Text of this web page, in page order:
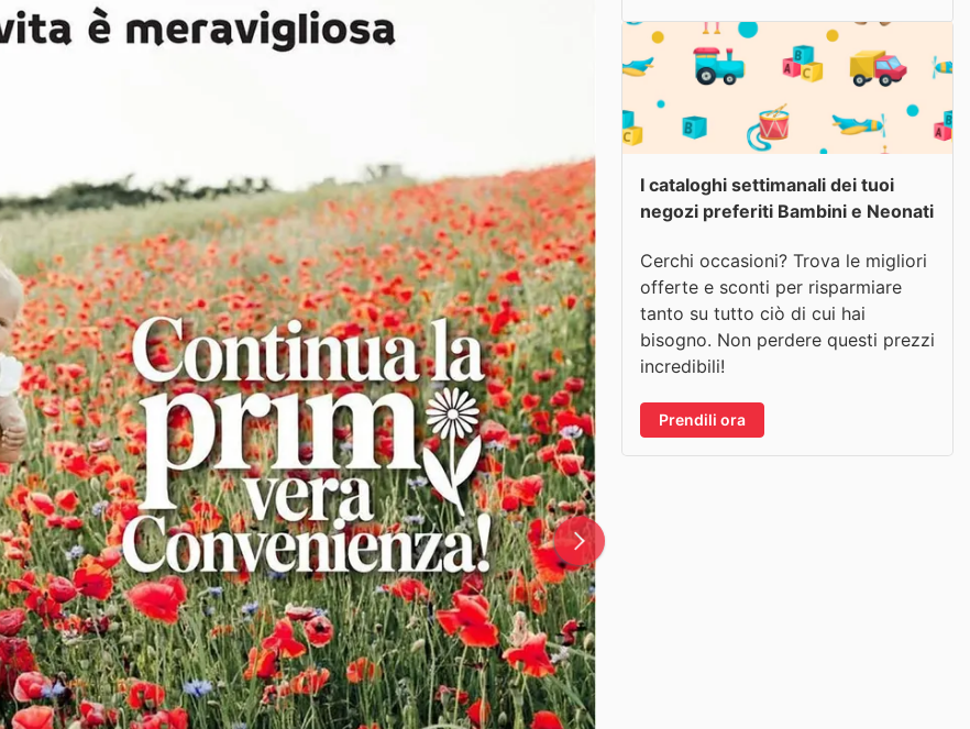
I cataloghi settimanali dei tuoi
negozi preferiti Bambini e Neonati
Cerchi occasioni? Trova le migliori
offerte e sconti per risparmiare
tanto su tutto ciò di cui hai
bisogno. Non perdere questi prezzi
incredibili!
Prendili ora